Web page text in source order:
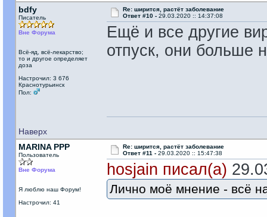
bdfy
Писатель
Вне Форума
Всё-яд, всё-лекарство;
то и другое определяет
доза
Настрочил: 3 676
Краснотурьинск
Пол:
Re: ширится, растёт заболевание
Ответ #10 - 29.03.2020 :: 14:37:08
Ещё и все другие
отпуск, они больше
Наверх
MARINA PPP
Пользователь
Вне Форума
Я люблю наш Форум!
Настрочил: 41
Re: ширится, растёт заболевание
Ответ #11 - 29.03.2020 :: 15:47:38
hosjain писал(а)
Лично моё мнение - всё